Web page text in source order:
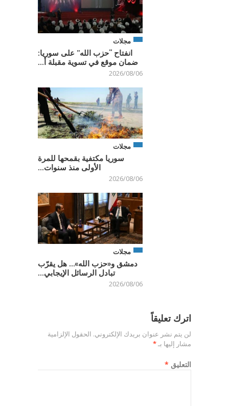
مجلات
انفتاح “حزب الله” على سوريا:
ضمان موقع في تسوية مقبلة أ...
2026/08/06
مجلات
سوريا مكتفية بقمحها للمرة
الأولى منذ سنوات...
2026/08/06
مجلات
دمشق و«حزب الله»… هل يقرّب
تبادل الرسائل الإيجابي...
2026/08/06
اترك تعليقاً
لن يتم نشر عنوان بريدك الإلكتروني. الحقول الإلزامية
مشار إليها بـ*
التعليق *